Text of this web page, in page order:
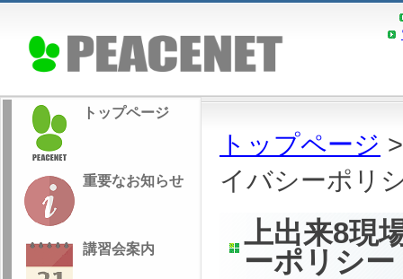
トップページ
イバシーポリ
上出来8現
ーポリシー
トップページ
重要なお知らせ
講習会案内